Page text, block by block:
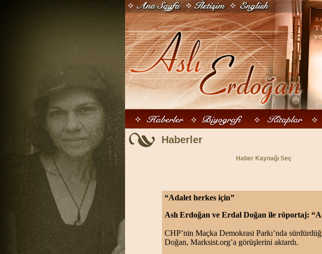
Haberler
Haber Kaynağı Seç
“Adalet herkes için”
Aslı Erdoğan ve Erdal Doğan ile röportaj:
CHP’nin Maçka Demokrasi Parkı’nda
Doğan, Marksist.org’a görüşlerini aktardı.